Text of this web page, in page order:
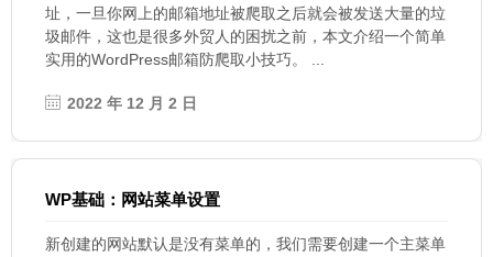
址，一旦你网上的邮箱地址被爬取之后就会被发送大量的垃
圾邮件，这也是很多外贸人的困扰之前，本文介绍一个简单
实用的WordPress邮箱防爬取小技巧。 ...
2022 年 12 月 2 日
WP基础：网站菜单设置
新创建的网站默认是没有菜单的，我们需要创建一个主菜单